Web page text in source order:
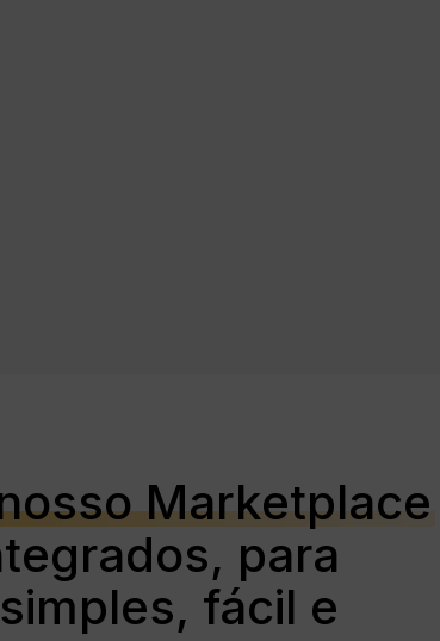
Marketplace
para
fácil e